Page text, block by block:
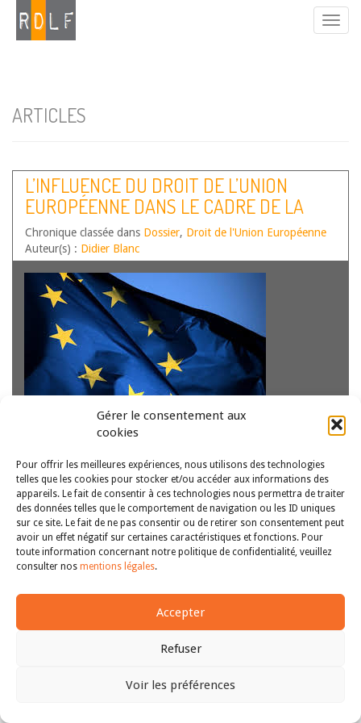
Gérer le consentement aux
cookies
Pour offrir les meilleures expériences, nous utilisons des technologies
telles que les cookies pour stocker et/ou accéder aux informations des
appareils. Le fait de consentir à ces technologies nous permettra de traiter
des données telles que le comportement de navigation ou les ID uniques
sur ce site. Le fait de ne pas consentir ou de retirer son consentement peut
avoir un effet négatif sur certaines caractéristiques et fonctions. Pour
toute information concernant notre politique de confidentialité, veuillez
consulter nos mentions légales.
Accepter
Refuser
Voir les préférences
ARTICLES
L’INFLUENCE DU DROIT DE L’UNION
EUROPÉENNE DANS LE CADRE DE LA
RECONNAISSANCE JURIDIQUE DES
PERSONNES EN SITUATION DE
HANDICAP
Chronique classée dans Dossier, Droit de l'Union Européenne
Auteur(s) : Didier Blanc
Le droit de l’Union européenne exerce une influence
diffuse autant que certaine s’agissant des politiques
handicap. Diffuse dans la mesure où d’une part avant
l’inscription tardive par le traité d’Amsterdam (1997)…Lire
la suite
Copyright © 2011-2026Revue des droits et libertés fondamentaux
| Tous droits réservés |mentions légales